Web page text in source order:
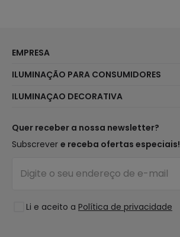
EMPRESA
Atendimento ao Cliente
Métodos de Envio
É Profissional?
Perguntas Frequentes (FAQ)
ILUMINAÇÃO PARA CONSUMIDORES
Marcas
Calculadora
Iluminação para empresas
ILUMINAÇAO DECORATIVA
Tendências
Marcas de Decoração Premium
Espaços
Coleções
Quer receber a nossa newsletter?
Subscrever e receba ofertas especiais!
Li e aceito a Política de privacidade